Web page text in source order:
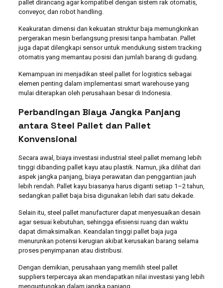
pallet dirancang agar kompatibel dengan sistem rak otomatis,
conveyor, dan robot handling.
Keakuratan dimensi dan kekuatan struktur baja memungkinkan
pergerakan mesin berlangsung presisi tanpa hambatan. Pallet
juga dapat dilengkapi sensor untuk mendukung sistem tracking
otomatis yang memantau posisi dan jumlah barang di gudang.
Kemampuan ini menjadikan steel pallet for logistics sebagai
elemen penting dalam implementasi smart warehouse yang
mulai diterapkan oleh perusahaan besar di Indonesia.
Perbandingan Biaya Jangka Panjang
antara Steel Pallet dan Pallet
Konvensional
Secara awal, biaya investasi industrial steel pallet memang lebih
tinggi dibanding pallet kayu atau plastik. Namun, jika dilihat dari
aspek jangka panjang, biaya perawatan dan penggantian jauh
lebih rendah. Pallet kayu biasanya harus diganti setiap 1–2 tahun,
sedangkan pallet baja bisa digunakan lebih dari satu dekade.
Selain itu, steel pallet manufacturer dapat menyesuaikan desain
agar sesuai kebutuhan, sehingga efisiensi ruang dan waktu
dapat dimaksimalkan. Keandalan tinggi pallet baja juga
menurunkan potensi kerugian akibat kerusakan barang selama
proses penyimpanan atau distribusi.
Dengan demikian, perusahaan yang memilih steel pallet
suppliers terpercaya akan mendapatkan nilai investasi yang lebih
menguntungkan dalam jangka panjang.